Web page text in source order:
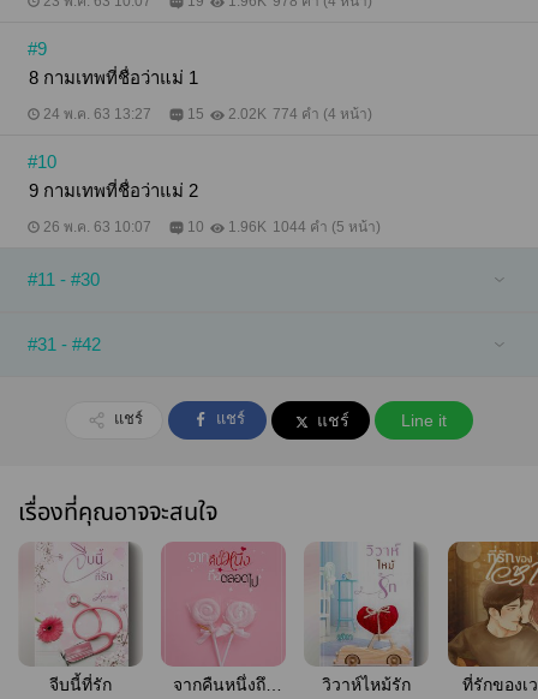
#9
8 กามเทพที่ชื่อว่าแม่ 1
24 พ.ค. 63 13:27 15 2.02K 774 คำ (4 หน้า)
#10
9 กามเทพที่ชื่อว่าแม่ 2
26 พ.ค. 63 10:07 10 1.96K 1044 คำ (5 หน้า)
#11 - #30
#31 - #42
แชร์ แชร์ แชร์ Line it
เรื่องที่คุณอาจจะสนใจ
จีบนี้ที่รัก
จากคืนหนึ่งถึง
วิวาห์ไหม้รัก ที่รักของเ